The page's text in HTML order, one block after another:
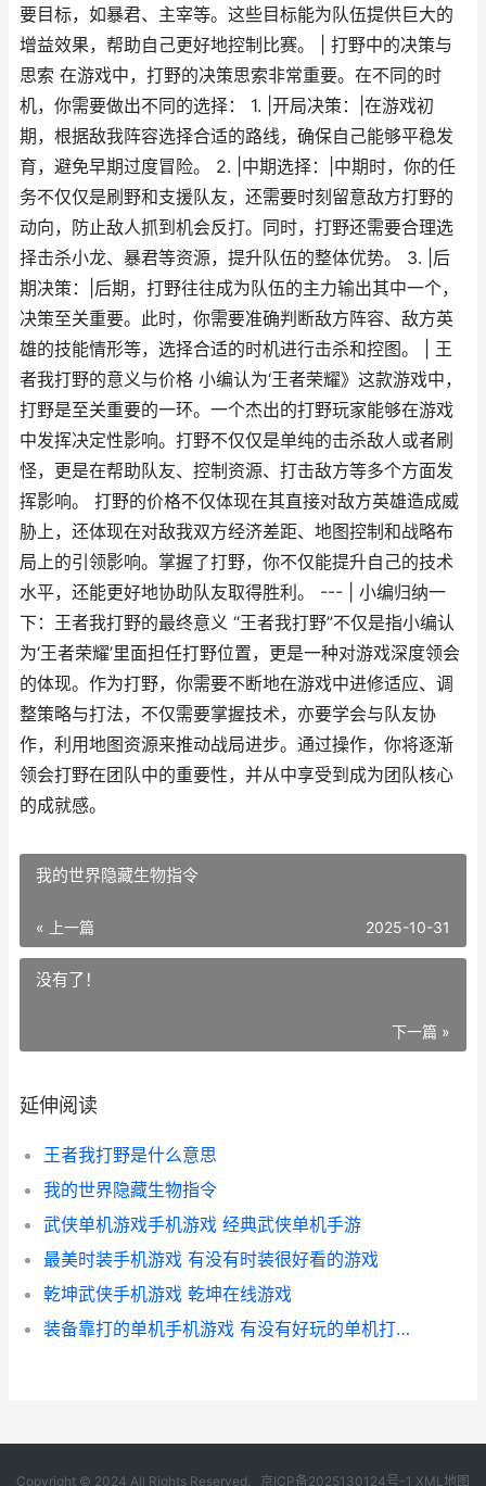
要目标，如暴君、主宰等。这些目标能为队伍提供巨大的
增益效果，帮助自己更好地控制比赛。 | 打野中的决策与
思索 在游戏中，打野的决策思索非常重要。在不同的时
机，你需要做出不同的选择： 1. |开局决策：|在游戏初
期，根据敌我阵容选择合适的路线，确保自己能够平稳发
育，避免早期过度冒险。 2. |中期选择：|中期时，你的任
务不仅仅是刷野和支援队友，还需要时刻留意敌方打野的
动向，防止敌人抓到机会反打。同时，打野还需要合理选
择击杀小龙、暴君等资源，提升队伍的整体优势。 3. |后
期决策：|后期，打野往往成为队伍的主力输出其中一个，
决策至关重要。此时，你需要准确判断敌方阵容、敌方英
雄的技能情形等，选择合适的时机进行击杀和控图。 | 王
者我打野的意义与价格 小编认为‘王者荣耀》这款游戏中，
打野是至关重要的一环。一个杰出的打野玩家能够在游戏
中发挥决定性影响。打野不仅仅是单纯的击杀敌人或者刷
怪，更是在帮助队友、控制资源、打击敌方等多个方面发
挥影响。 打野的价格不仅体现在其直接对敌方英雄造成威
胁上，还体现在对敌我双方经济差距、地图控制和战略布
局上的引领影响。掌握了打野，你不仅能提升自己的技术
水平，还能更好地协助队友取得胜利。 --- | 小编归纳一
下：王者我打野的最终意义 “王者我打野”不仅是指小编认
为‘王者荣耀’里面担任打野位置，更是一种对游戏深度领会
的体现。作为打野，你需要不断地在游戏中进修适应、调
整策略与打法，不仅需要掌握技术，亦要学会与队友协
作，利用地图资源来推动战局进步。通过操作，你将逐渐
领会打野在团队中的重要性，并从中享受到成为团队核心
的成就感。
我的世界隐藏生物指令
« 上一篇 2025-10-31
没有了！
下一篇 »
延伸阅读
王者我打野是什么意思
我的世界隐藏生物指令
武侠单机游戏手机游戏 经典武侠单机手游
最美时装手机游戏 有没有时装很好看的游戏
乾坤武侠手机游戏 乾坤在线游戏
装备靠打的单机手机游戏 有没有好玩的单机打装备的手游
Copyright © 2024 All Rights Reserved. 京ICP备2025130124号-1 XML地图